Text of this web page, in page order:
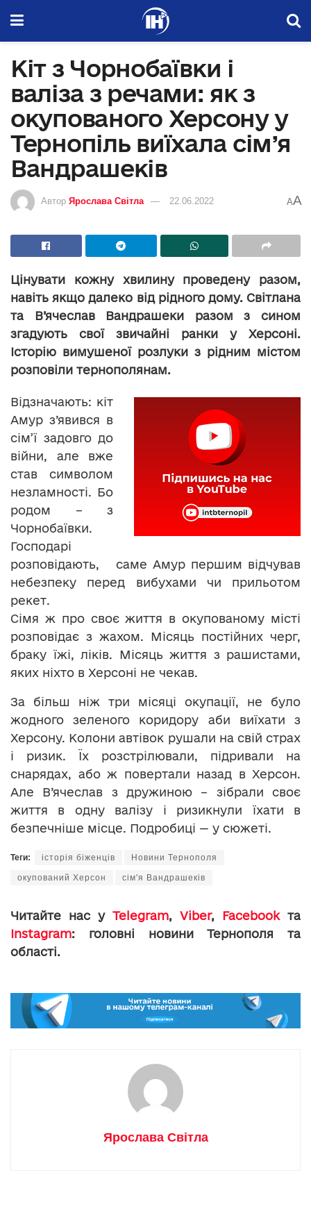
Кіт з Чорнобаївки і
валіза з речами: як з
окупованого Херсону у
Тернопіль виїхала сім’я
Вандрашеків
Автор Ярослава Світла 22.06.2022 AA
Цінувати кожну хвилину проведену разом,
навіть якщо далеко від рідного дому. Світлана
та В’ячеслав Вандрашеки разом з сином
згадують свої звичайні ранки у Херсоні.
Історію вимушеної розлуки з рідним містом
розповіли тернополянам.
Відзначають: кіт
Амур з’явився в
сім’ї задовго до
війни, але вже
став символом
незламності. Бо
родом – з
Чорнобаївки.
Господарі
розповідають, саме Амур першим відчував
небезпеку перед вибухами чи прильотом
рекет.
Сімя ж про своє життя в окупованому місті
розповідає з жахом. Місяць постійних черг,
браку їжі, ліків. Місяць життя з рашистами,
яких ніхто в Херсоні не чекав.
За більш ніж три місяці окупації, не було
жодного зеленого коридору аби виїхати з
Херсону. Колони автівок рушали на свій страх
і ризик. Їх розстрілювали, підривали на
снарядах, або ж повертали назад в Херсон.
Але В’ячеслав з дружиною – зібрали своє
життя в одну валізу і ризикнули їхати в
безпечніше місце. Подробиці — у сюжеті.
Теги: історія біженців Новини Тернополя
окупований Херсон сім'я Вандрашеків
Читайте нас у Telegram, Viber, Facebookта
Instagram: головні новини Тернополя та
області.
Ярослава Світла